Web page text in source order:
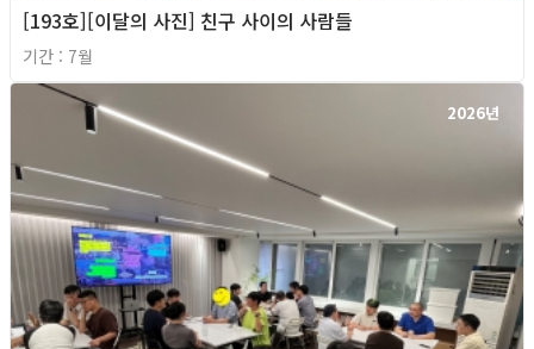
[193호][이달의 사진] 친구 사이의 사람들
기간 : 7월
2026년